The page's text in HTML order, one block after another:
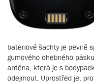
bateriové šachty je pevně
gumového ohebného
anténa, která je s
odejmout. Uprostřed je,